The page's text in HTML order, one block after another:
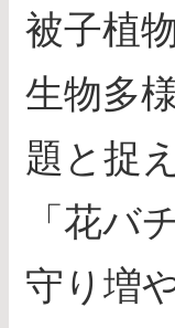
被子植
生物多
題と捉
「花バ
守り増